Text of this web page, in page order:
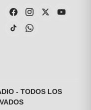
- TODOS LOS